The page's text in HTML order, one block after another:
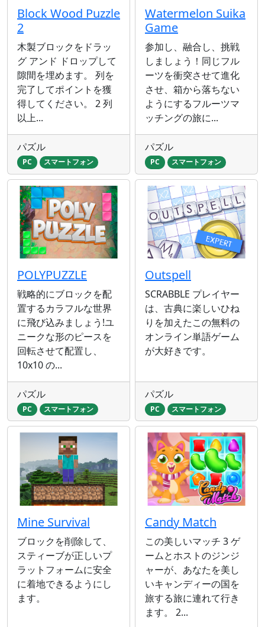
Block Wood Puzzle
2
木製ブロックをドラッ
グ アンド ドロップして
隙間を埋めます。 列を
完了してポイントを獲
得してください。 2 列
以上...
パズル
PC スマートフォン
Watermelon Suika
Game
参加し、融合し、挑戦
しましょう！同じフル
ーツを衝突させて進化
させ、箱から落ちない
ようにするフルーツマ
ッチングの旅に...
パズル
PC スマートフォン
POLYPUZZLE
戦略的にブロックを配
置するカラフルな世界
に飛び込みましょう!ユ
ニークな形のピースを
回転させて配置し、
10x10 の...
パズル
PC スマートフォン
Outspell
SCRABBLE プレイヤー
は、古典に楽しいひね
りを加えたこの無料の
オンライン単語ゲーム
が大好きです。
パズル
PC スマートフォン
Mine Survival
ブロックを削除して、
スティーブが正しいプ
ラットフォームに安全
に着地できるようにし
ます。
Candy Match
この美しいマッチ 3 ゲ
ームとホストのジンジ
ャーが、あなたを美し
いキャンディーの国を
旅する旅に連れて行き
ます。 2...